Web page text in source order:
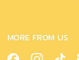
MORE FROM US